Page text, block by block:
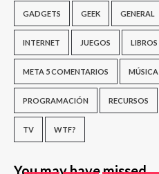
GADGETS GEEK GENERAL
INTERNET JUEGOS LIBROS
META 5 COMENTARIOS MÚSICA
PROGRAMACIÓN RECURSOS
TV WTF?
You may have missed